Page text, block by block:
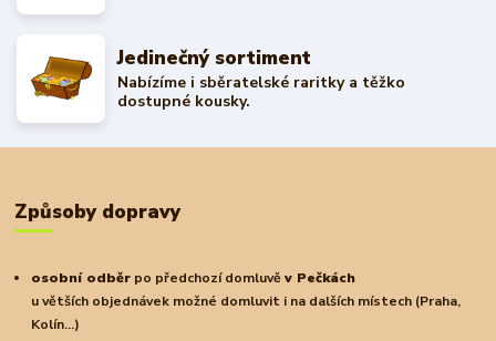
Jedinečný sortiment
Nabízíme i sběratelské raritky a těžko
dostupné kousky.
Způsoby dopravy
osobní odběr po předchozí domluvěv Pečkách
u větších objednávek možné domluvit i na dalších místech (Praha,
Kolín...)